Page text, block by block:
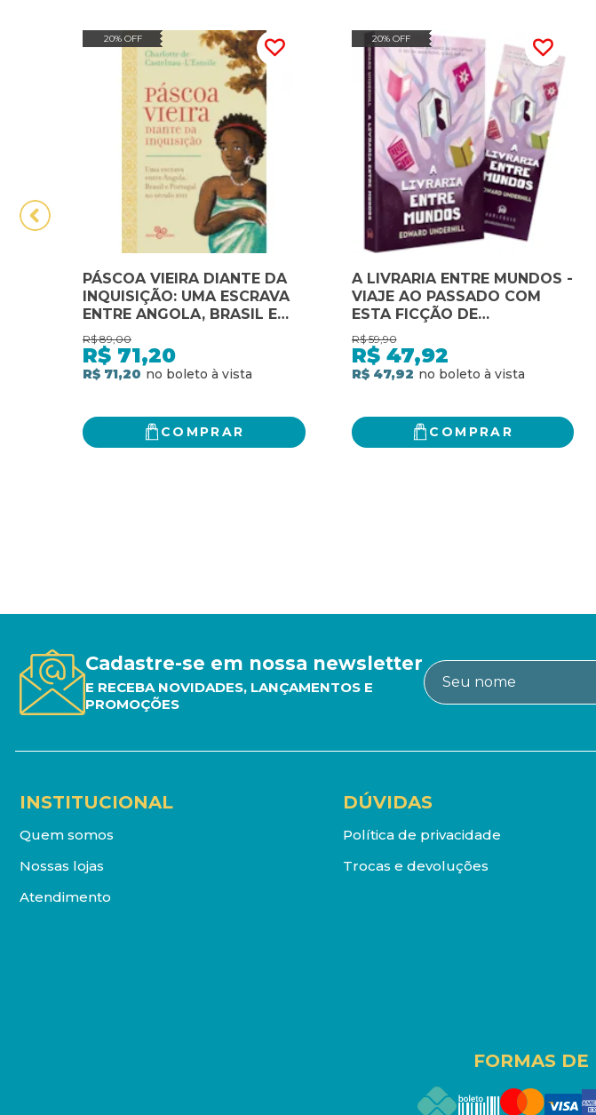
20% OFF
PÁSCOA VIEIRA DIANTE DA
INQUISIÇÃO: UMA ESCRAVA
ENTRE ANGOLA, BRASIL E
PORTUGAL NO SÉCULO XVII
R$ 89,00
R$ 71,20
R$ 71,20
COMPRAR
20% OFF
A LIVRARIA ENTRE MUNDOS -
VIAJE AO PASSADO COM
ESTA FICÇÃO DE
AUTODESCOBERTA E AMOR-
PRÓPRIO
R$ 59,90
R$ 47,92
R$ 47,92
COMPRAR
Cadastre-se em nossa newsletter
E RECEBA NOVIDADES, LANÇAMENTOS E
PROMOÇÕES
INSTITUCIONAL
Quem somos
Nossas lojas
Atendimento
DÚVIDAS
Política de privacidade
Trocas e devoluções
FORMAS